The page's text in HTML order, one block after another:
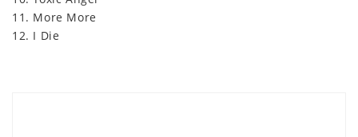
11. More More
12. I Die